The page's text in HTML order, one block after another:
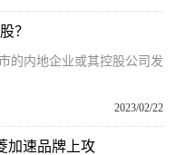
？
的内地企业或其控股公司发
2023/02/22
加速品牌上攻